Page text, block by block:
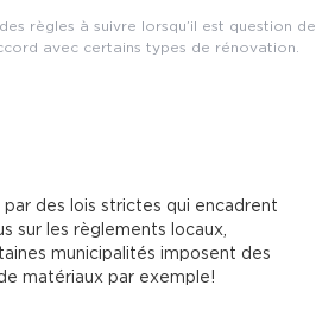
règles à suivre lorsqu’il est question de
avec certains types de rénovation.
des lois strictes qui encadrent
sur les règlements locaux,
municipalités imposent des
matériaux par exemple!